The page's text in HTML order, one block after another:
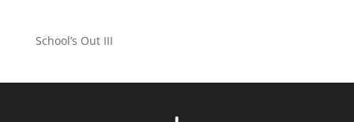
School’s Out III